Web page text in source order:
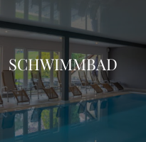
SCHWIMMBAD